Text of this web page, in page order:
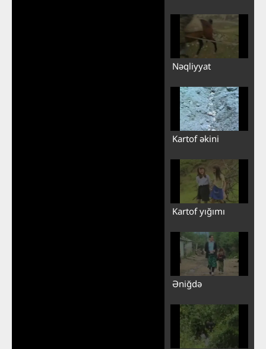
Nəqliyyat
Kartof əkini
Kartof yığımı
Əniğdə